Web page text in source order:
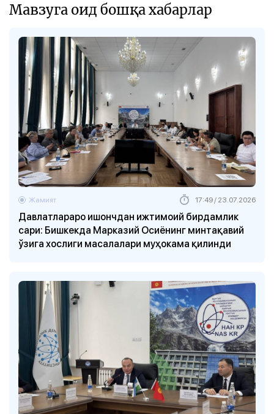
Мавзуга оид бошқа хабарлар
Давлатлараро ишончдан ижтимоий бирдамлик
сари: Бишкекда Марказий Осиёнинг минтақавий
ўзига хослиги масалалари муҳокама қилинди
Жамият 17:49 / 23.07.2026